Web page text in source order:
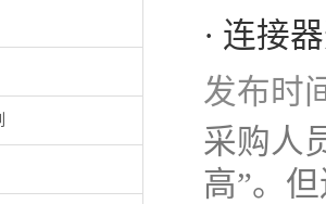
· 连接
发布时
采购人
高”。